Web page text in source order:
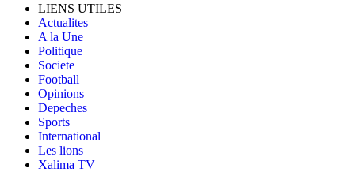
LIENS UTILES
Actualites
A la Une
Politique
Societe
Football
Opinions
Depeches
Sports
International
Les lions
Xalima TV